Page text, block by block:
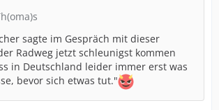
sagte im Gespräch mit dieser
Radweg jetzt schleunigst kommen
in Deutschland leider immer erst was
bevor sich etwas tut."